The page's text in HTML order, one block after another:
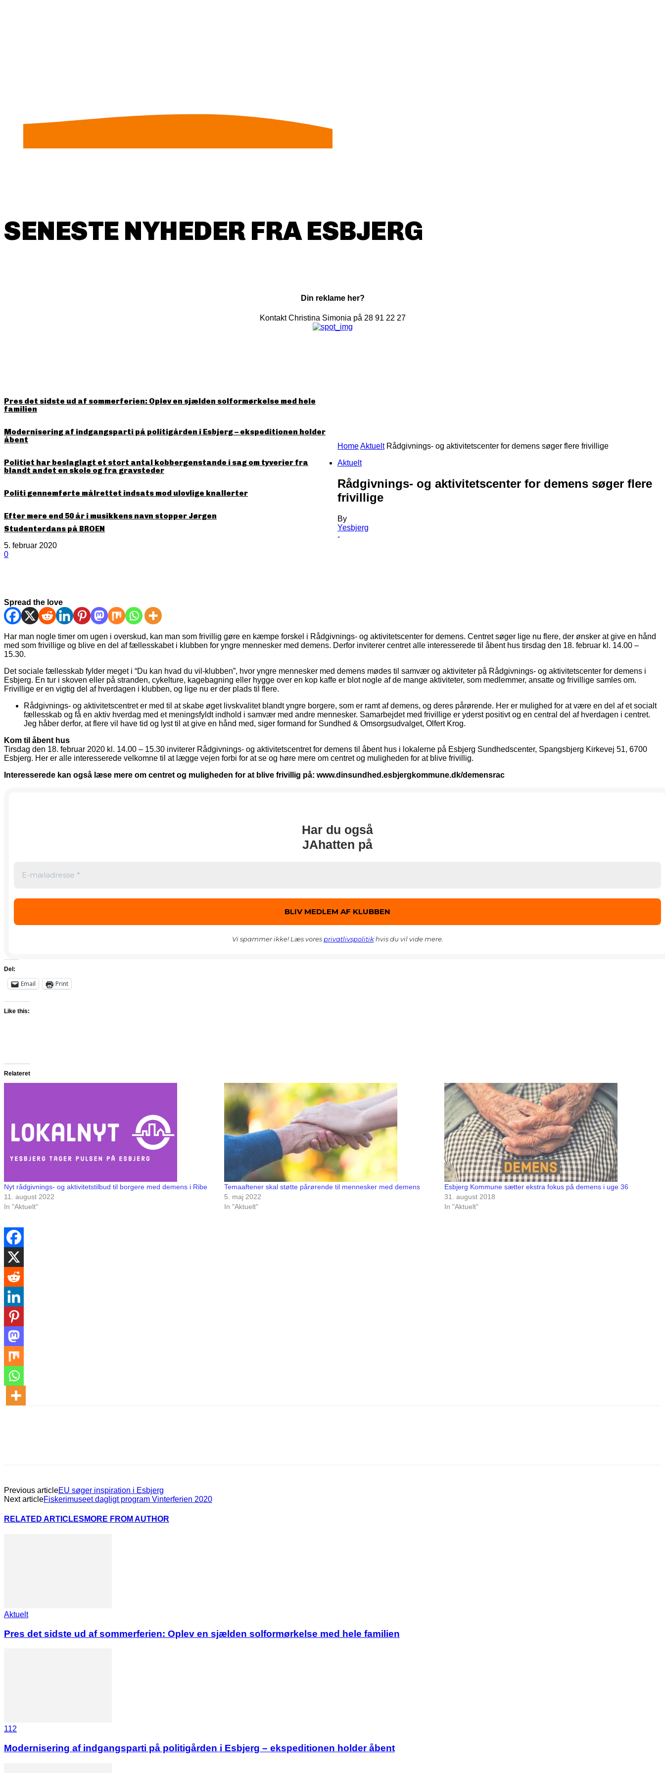
SENESTE NYHEDER FRA ESBJERG
Din reklame her?
Kontakt Christina Simonia på 28 91 22 27
Pres det sidste ud af sommerferien: Oplev en sjælden solformørkelse med hele
familien
Modernisering af indgangsparti på politigården i Esbjerg – ekspeditionen holder
åbent
Politiet har beslaglagt et stort antal kobbergenstande i sag om tyverier fra
blandt andet en skole og fra gravsteder
Politi gennemførte målrettet indsats mod ulovlige knallerter
Efter mere end 50 år i musikkens navn stopper Jørgen
Studenterdans på BROEN
HomeAktuelt Rådgivnings- og aktivitetscenter for demens søger flere frivillige
Aktuelt
Rådgivnings- og aktivitetscenter for demens søger flere
frivillige
By
Yesbjerg
-
5. februar 2020
0
Spread the love
Har man nogle timer om ugen i overskud, kan man som frivillig gøre en kæmpe forskel i Rådgivnings- og aktivitetscenter for demens. Centret søger lige nu flere, der ønsker at give en hånd
med som frivillige og blive en del af fællesskabet i klubben for yngre mennesker med demens. Derfor inviterer centret alle interesserede til åbent hus tirsdag den 18. februar kl. 14.00 –
15.30.
Det sociale fællesskab fylder meget i “Du kan hvad du vil-klubben”, hvor yngre mennesker med demens mødes til samvær og aktiviteter på Rådgivnings- og aktivitetscenter for demens i
Esbjerg. En tur i skoven eller på stranden, cykelture, kagebagning eller hygge over en kop kaffe er blot nogle af de mange aktiviteter, som medlemmer, ansatte og frivillige samles om.
Frivillige er en vigtig del af hverdagen i klubben, og lige nu er der plads til flere.
Rådgivnings- og aktivitetscentret er med til at skabe øget livskvalitet blandt yngre borgere, som er ramt af demens, og deres pårørende. Her er mulighed for at være en del af et socialt
fællesskab og få en aktiv hverdag med et meningsfyldt indhold i samvær med andre mennesker. Samarbejdet med frivillige er yderst positivt og en central del af hverdagen i centret.
Jeg håber derfor, at flere vil have tid og lyst til at give en hånd med, siger formand for Sundhed & Omsorgsudvalget, Olfert Krog.
Kom til åbent hus
Tirsdag den 18. februar 2020 kl. 14.00 – 15.30 inviterer Rådgivnings- og aktivitetscentret for demens til åbent hus i lokalerne på Esbjerg Sundhedscenter, Spangsbjerg Kirkevej 51, 6700
Esbjerg. Her er alle interesserede velkomne til at lægge vejen forbi for at se og høre mere om centret og muligheden for at blive frivillig.
Interesserede kan også læse mere om centret og muligheden for at blive frivillig på: www.dinsundhed.esbjergkommune.dk/demensrac
Har du også
JAhatten på
Vi spammer ikke! Læs voresprivatlivspolitikhvis du vil vide mere.
Del:
Email Print
Like this:
Relateret
Nyt rådgivnings- og aktivitetstilbud til borgere med demens i Ribe
11. august 2022
In "Aktuelt"
Temaaftener skal støtte pårørende til mennesker med demens
5. maj 2022
In "Aktuelt"
Esbjerg Kommune sætter ekstra fokus på demens i uge 36
31. august 2018
In "Aktuelt"
Previous articleEU søger inspiration i Esbjerg
Next articleFiskerimuseet dagligt program Vinterferien 2020
RELATED ARTICLES MORE FROM AUTHOR
Aktuelt
Pres det sidste ud af sommerferien: Oplev en sjælden solformørkelse med hele familien
112
Modernisering af indgangsparti på politigården i Esbjerg – ekspeditionen holder åbent